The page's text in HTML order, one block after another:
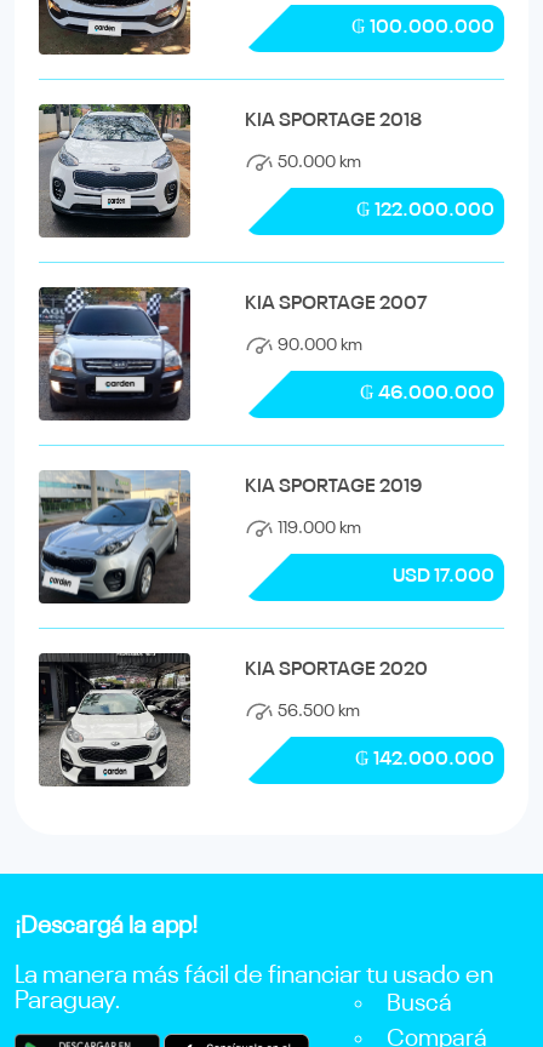
₲ 100.000.000
KIA SPORTAGE 2018
50.000 km
₲ 122.000.000
KIA SPORTAGE 2007
90.000 km
₲ 46.000.000
KIA SPORTAGE 2019
119.000 km
USD 17.000
KIA SPORTAGE 2020
56.500 km
₲ 142.000.000
¡Descargá la app!
La manera más fácil de financiar tu usado en
Paraguay.
Buscá
Compará